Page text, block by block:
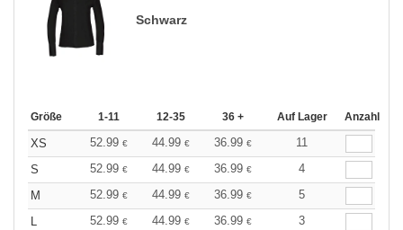
Schwarz
Größe 1-11 12-35 36 + Auf Lager Anzahl
XS 52.99 € 44.99 € 36.99 €
11
S
52.99 € 44.99 € 36.99 €
4
M
52.99 € 44.99 € 36.99 €
5
L
52.99 € 44.99 € 36.99 €
3